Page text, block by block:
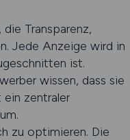
Transparenz,
Jede Anzeige wird in
ist.
wissen, dass sie
zentraler
zu optimieren. Die